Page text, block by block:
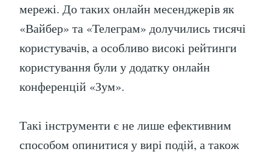
мережі. До таких онлайн месенджерів як
«Вайбер» та «Телеграм» долучились тисячі
користувачів, а особливо високі рейтинги
користування були у додатку онлайн
конференцій «Зум».
Такі інструменти є не лише ефективним
способом опинитися у вирі подій, а також